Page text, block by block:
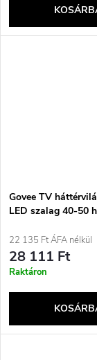
Govee TV
LED szalag 40-50
22 135 Ft ÁFA nélkül
28 111 Ft
Raktáron